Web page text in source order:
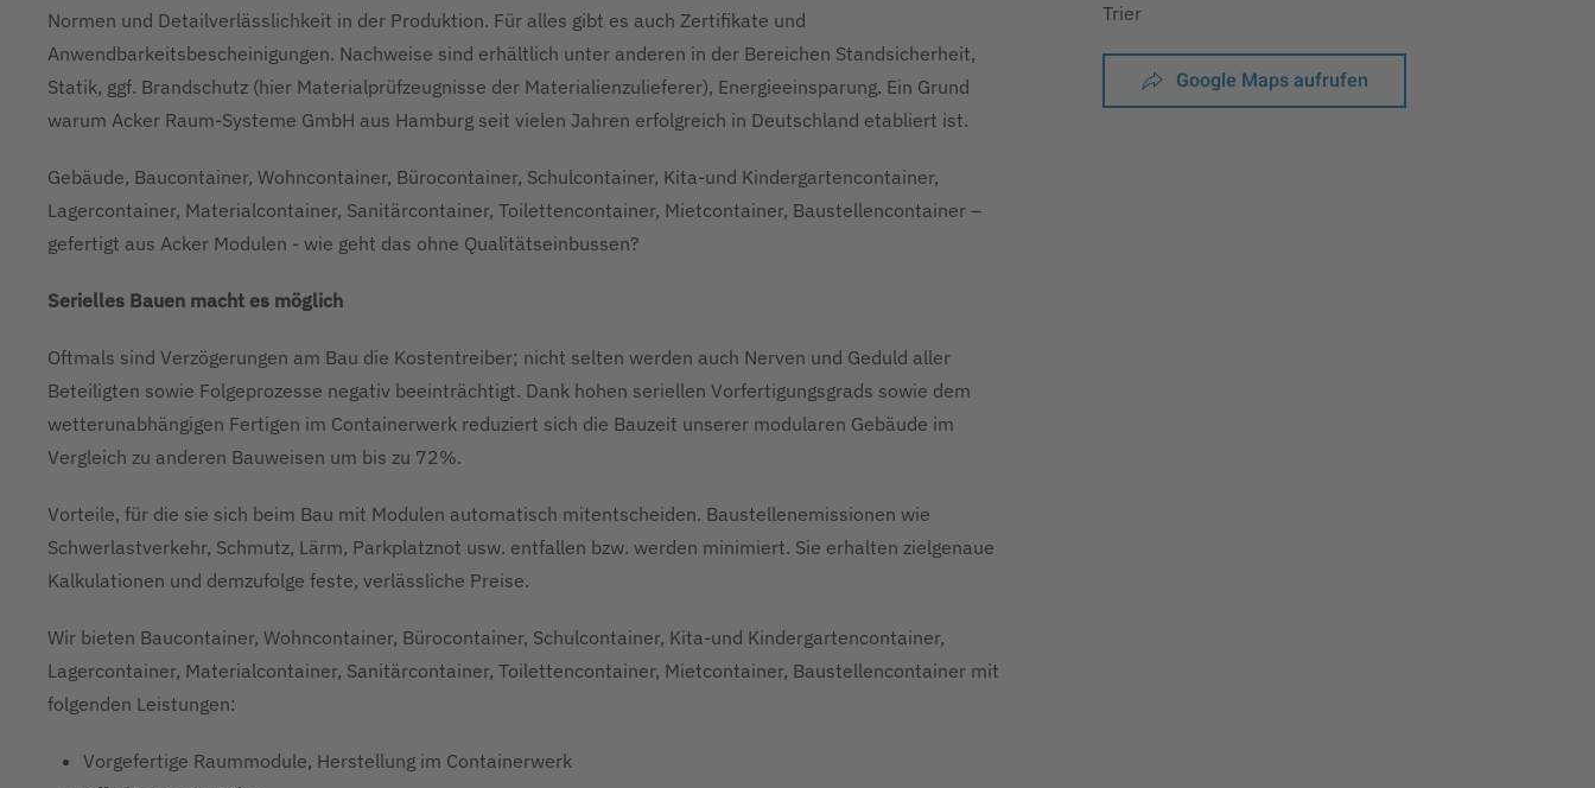
Normen und Detailverlässlichkeit in der Produktion. Für alles gibt es auch Zertifikate und
Anwendbarkeitsbescheinigungen. Nachweise sind erhältlich unter anderen in der Bereichen Standsicherheit,
Statik, ggf. Brandschutz (hier Materialprüfzeugnisse der Materialienzulieferer), Energieeinsparung. Ein Grund
warum Acker Raum-Systeme GmbH aus Hamburg seit vielen Jahren erfolgreich in Deutschland etabliert ist.
Gebäude, Baucontainer, Wohncontainer, Bürocontainer, Schulcontainer, Kita-und Kindergartencontainer,
Lagercontainer, Materialcontainer, Sanitärcontainer, Toilettencontainer, Mietcontainer, Baustellencontainer –
gefertigt aus Acker Modulen - wie geht das ohne Qualitätseinbussen?
Serielles Bauen macht es möglich
Oftmals sind Verzögerungen am Bau die Kostentreiber; nicht selten werden auch Nerven und Geduld aller
Beteiligten sowie Folgeprozesse negativ beeinträchtigt. Dank hohen seriellen Vorfertigungsgrads sowie dem
wetterunabhängigen Fertigen im Containerwerk reduziert sich die Bauzeit unserer modularen Gebäude im
Vergleich zu anderen Bauweisen um bis zu 72%.
Vorteile, für die sie sich beim Bau mit Modulen automatisch mitentscheiden. Baustellenemissionen wie
Schwerlastverkehr, Schmutz, Lärm, Parkplatznot usw. entfallen bzw. werden minimiert. Sie erhalten zielgenaue
Kalkulationen und demzufolge feste, verlässliche Preise.
Wir bieten Baucontainer, Wohncontainer, Bürocontainer, Schulcontainer, Kita-und Kindergartencontainer,
Lagercontainer, Materialcontainer, Sanitärcontainer, Toilettencontainer, Mietcontainer, Baustellencontainer mit
folgenden Leistungen:
Vorgefertige Raummodule, Herstellung im Containerwerk
Trier
Google Maps aufrufen